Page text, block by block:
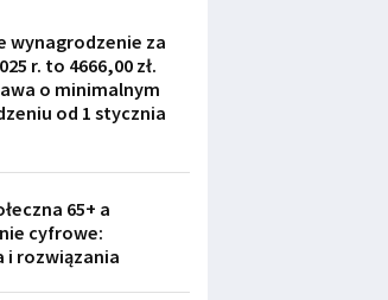
wynagrodzenie za
r. to 4666,00 zł.
o minimalnym
od 1 stycznia
65+ a
cyfrowe:
i rozwiązania